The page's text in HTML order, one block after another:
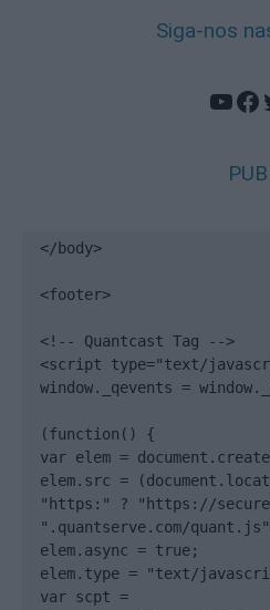
Siga-nos
PUB
</body>
<footer>
<!-- Quantcast Tag -->
<script type="text/
window._qevents =
(function() {
var elem =
elem.src =
"https:" ? "https://
".quantserve.com/
elem.async = true;
elem.type = "text/
var scpt =